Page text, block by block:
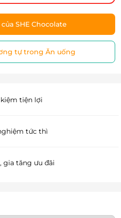
SHE Chocolate
tự trong Ăn uống
tiện lợi
tức thì
gia tăng ưu đãi